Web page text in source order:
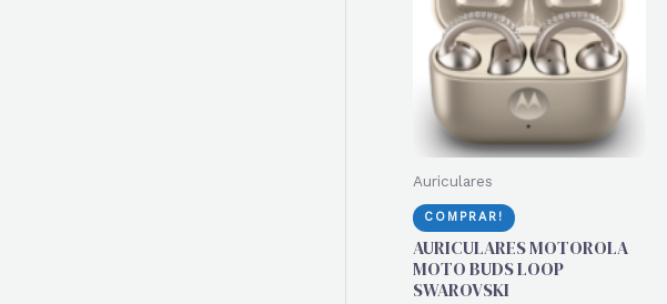
Auriculares
COMPRAR!
AURICULARES MOTOROLA
MOTO BUDS LOOP
SWAROVSKI